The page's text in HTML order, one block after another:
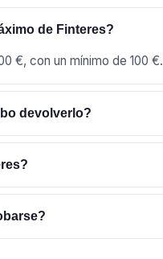
de Finteres?
€, con un mínimo de 100 €.
devolverlo?